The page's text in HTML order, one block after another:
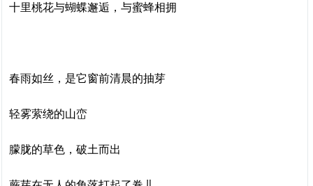
十里桃花与蝴蝶邂逅，与蜜蜂相拥
春雨如丝，是它窗前清晨的抽芽
轻雾萦绕的山峦
朦胧的草色，破土而出